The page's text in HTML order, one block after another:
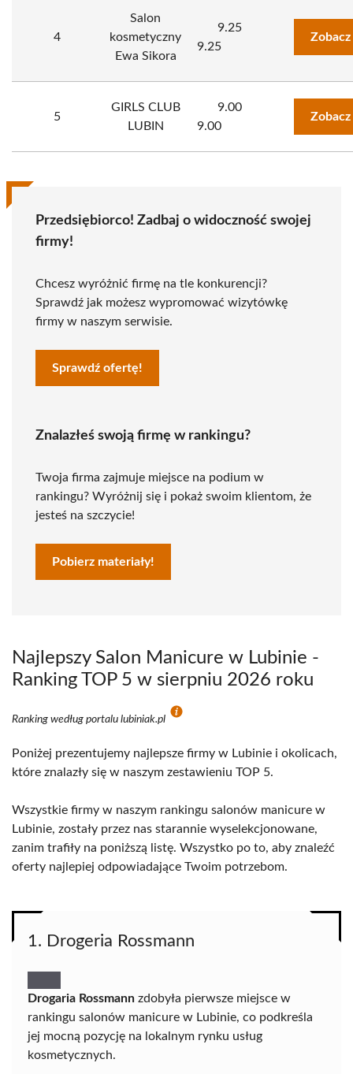
4
Salon
kosmetyczny
Ewa Sikora
9.25
9.25
5
GIRLS CLUB
LUBIN
9.00
9.00
Przedsiębiorco! Zadbaj o widoczność swojej
firmy!
Chcesz wyróżnić firmę na tle konkurencji?
Sprawdź jak możesz wypromować wizytówkę
firmy w naszym serwisie.
Sprawdź ofertę!
Znalazłeś swoją firmę w rankingu?
Twoja firma zajmuje miejsce na podium w
rankingu? Wyróżnij się i pokaż swoim klientom, że
jesteś na szczycie!
Pobierz materiały!
Najlepszy Salon Manicure w Lubinie -
Ranking TOP 5 w sierpniu 2026 roku
Ranking według portalu lubiniak.pl
Poniżej prezentujemy najlepsze firmy w Lubinie i okolicach,
które znalazły się w naszym zestawieniu TOP 5.
Wszystkie firmy w naszym rankingu salonów manicure w
Lubinie, zostały przez nas starannie wyselekcjonowane,
zanim trafiły na poniższą listę. Wszystko po to, aby znaleźć
oferty najlepiej odpowiadające Twoim potrzebom.
1. Drogeria Rossmann
Drogaria Rossmann zdobyła pierwsze miejsce w
rankingu salonów manicure w Lubinie, co podkreśla
jej mocną pozycję na lokalnym rynku usług
kosmetycznych.